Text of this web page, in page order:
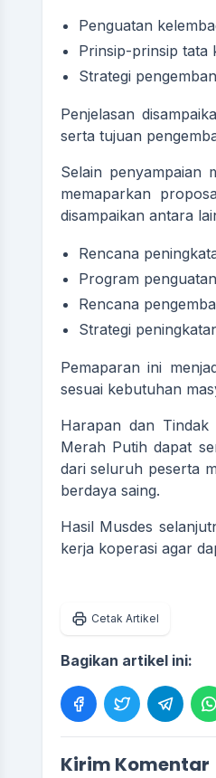
Penguatan
Prinsip-prinsip tata
Strategi
Penjelasan
serta tujuan
Selain penyampaian
memaparkan
disampaikan antara
Rencana
Program
Rencana
Strategi
Pemaparan ini
sesuai kebutuhan
Harapan dan
Merah Putih dapat
dari seluruh peserta
berdaya saing.
Hasil Musdes
kerja koperasi agar
Cetak Artikel
Bagikan artikel ini:
Kirim Komentar